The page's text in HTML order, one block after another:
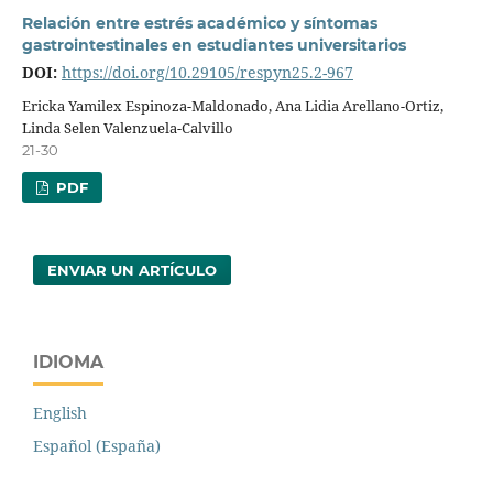
Relación entre estrés académico y síntomas
gastrointestinales en estudiantes universitarios
DOI: https://doi.org/10.29105/respyn25.2-967
Ericka Yamilex Espinoza-Maldonado, Ana Lidia Arellano-Ortiz,
Linda Selen Valenzuela-Calvillo
21-30
PDF
ENVIAR UN ARTÍCULO
IDIOMA
English
Español (España)